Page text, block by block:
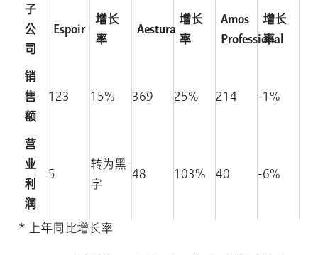
子
公
司
Espoir
增长
率
Aestura
增长
率
Amos
Professional
增长
率
销
售
额
123 15% 369 25% 214 -1%
营
业
利
润
5
转为黑
字
48 103% 40 -6%
* 上年同比增长率